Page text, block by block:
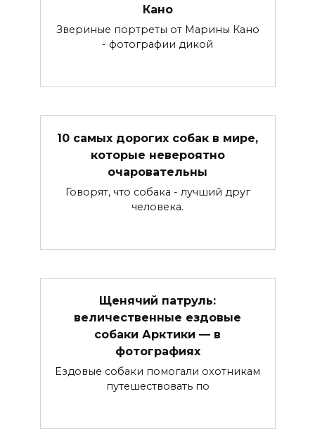
Кано
Звериные портреты от Марины Кано
- фотографии дикой
10 самых дорогих собак в мире,
которые невероятно
очаровательны
Говорят, что собака - лучший друг
человека.
Щенячий патруль:
величественные ездовые
собаки Арктики — в
фотографиях
Ездовые собаки помогали охотникам
путешествовать по